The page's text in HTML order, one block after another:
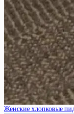
Женские хлопковые